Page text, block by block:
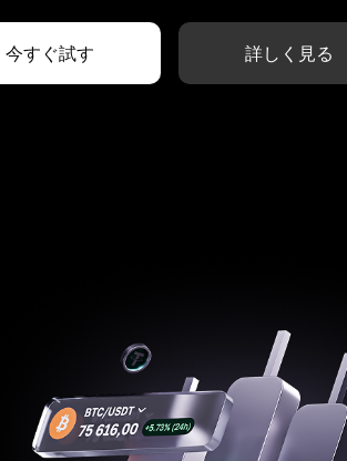
今すぐ試す 詳しく見る